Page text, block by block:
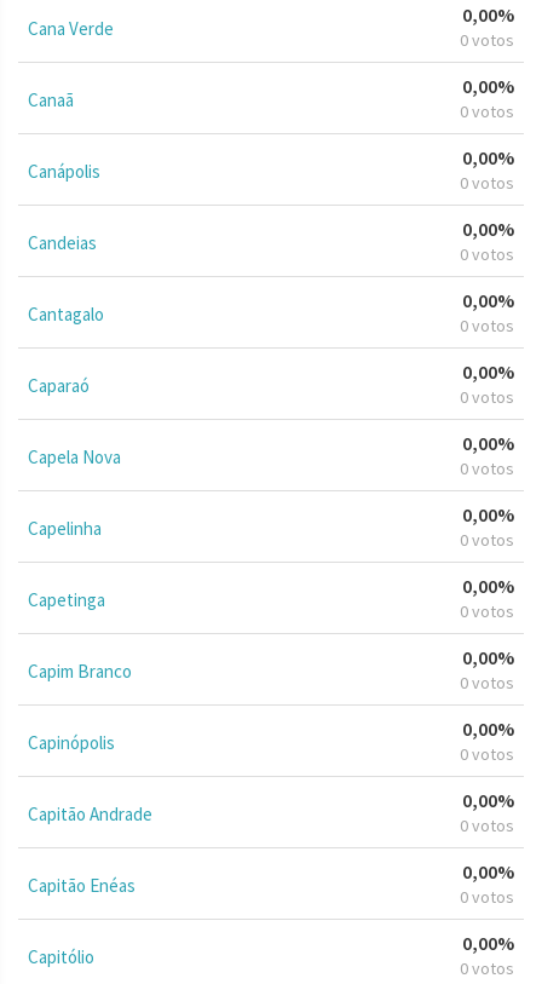
Cana Verde
0,00%
0 votos
Canaã
0,00%
0 votos
Canápolis
0,00%
0 votos
Candeias
0,00%
0 votos
Cantagalo
0,00%
0 votos
Caparaó
0,00%
0 votos
Capela Nova
0,00%
0 votos
Capelinha
0,00%
0 votos
Capetinga
0,00%
0 votos
Capim Branco
0,00%
0 votos
Capinópolis
0,00%
0 votos
Capitão Andrade
0,00%
0 votos
Capitão Enéas
0,00%
0 votos
Capitólio
0,00%
0 votos